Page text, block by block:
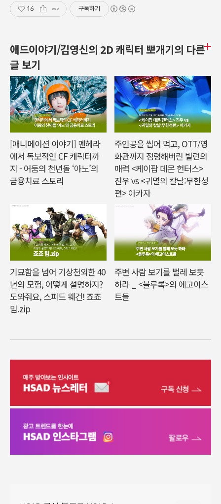
16 구독하기
애드이야기/김영신의 2D 캐릭터 뽀개기의 다른
글 보기
[애니메이션 이야기] 멘헤라
에서 독보적인 CF 캐릭터까
지 - 어둠의 천년돌 ‘아노’의
금융치료 스토리
주인공을 씹어 먹고, OTT/영
화관까지 점령해버린 빌런의
매력 <케이팝 데몬 헌터스>
진우 vs <귀멸의 칼날:무한성
편> 아카자
기묘함을 넘어 기상천외한 40
년의 모험, 어떻게 설명하지?
도와줘요, 스피드 웨건! 죠죠
밈.zip
주변 사람 보기를 벌레 보듯
하라 _ <블루록>의 에고이스
트들